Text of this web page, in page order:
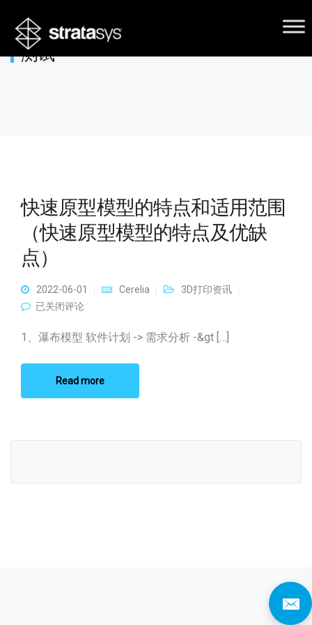
测试
快速原型模型的特点和适用范围
（快速原型模型的特点及优缺
点）
2022-06-01 Cerelia
3D打印资讯
快速原型模型的特点和适用范围（快速原型模型的特点及优缺
已关闭评论
1、瀑布模型 软件计划 -> 需求分析 -&gt […]
Read more